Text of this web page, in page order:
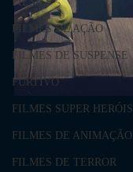
FILMES DE AÇÃO
FILMES DE SUSPENSE
FURTIVO
FILMES SUPER HERÓIS
FILMES DE ANIMAÇÃO
FILMES DE TERROR